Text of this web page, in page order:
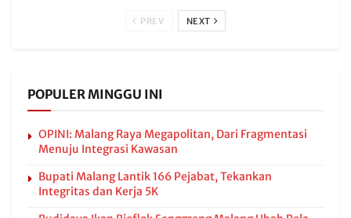
PREV NEXT
POPULER MINGGU INI
OPINI: Malang Raya Megapolitan, Dari Fragmentasi
Menuju Integrasi Kawasan
Bupati Malang Lantik 166 Pejabat, Tekankan
Integritas dan Kerja 5K